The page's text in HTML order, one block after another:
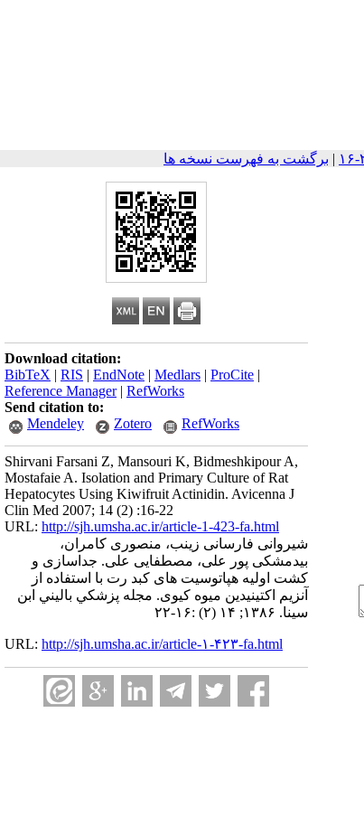
| برگشت به فهرست نسخه ها
Download citation:
BibTeX | RIS | EndNote | Medlars | ProCite |
Reference Manager| RefWorks
Send citation to:
Mendeley
Zotero RefWorks
Shirvani Farsani Z, Mansouri K, Bidmeshkipour A,
Mostafaie A. Isolation and Primary Culture of Rat
Hepatocytes Using Kiwifruit Actinidin. Avicenna J
Clin Med 2007; 14 (2) :16-22
URL: http://sjh.umsha.ac.ir/article-1-423-fa.html
شیروانی فارسانی زینب، منصوری کامران،
بیدمشکی پور علی، مصطفایی علی. جداسازی و
کشت اولیه هپاتوسیت های کبد رت با استفاده از
آنزیم اکتینیدین میوه کیوی. مجله پزشكي باليني ابن
سينا. ۱۳۸۶; ۱۴ (۲) :۱۶-۲۲
URL: http://sjh.umsha.ac.ir/article-۱-۴۲۳-fa.html